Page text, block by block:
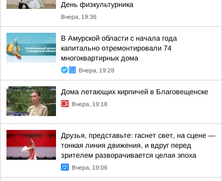
День физкультурника
Вчера, 19:36
В Амурской области с начала года
капитально отремонтировали 74
многоквартирных дома
Вчера, 19:28
Дома летающих кирпичей в Благовещенске
Вчера, 19:18
Друзья, представьте: гаснет свет, на сцене —
тонкая линия движения, и вдруг перед
зрителем разворачивается целая эпоха
Вчера, 19:06